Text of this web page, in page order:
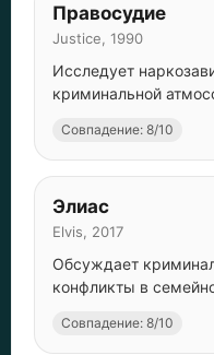
Правосудие
Justice, 1990
Исследует
криминальной
Совпадение: 8/10
Элиас
Elvis, 2017
Обсуждает
конфликты в
Совпадение: 8/10